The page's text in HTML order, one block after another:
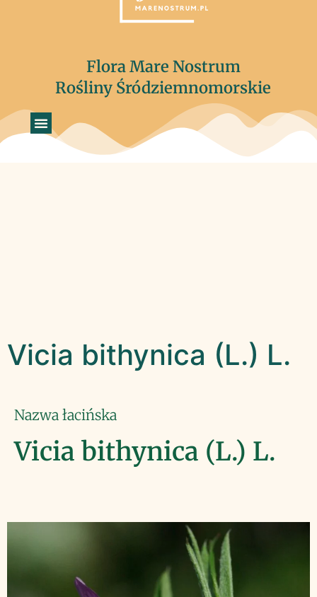
Flora Mare Nostrum
Rośliny Śródziemnomorskie
Vicia bithynica (L.) L.
Nazwa łacińska
Vicia bithynica (L.) L.